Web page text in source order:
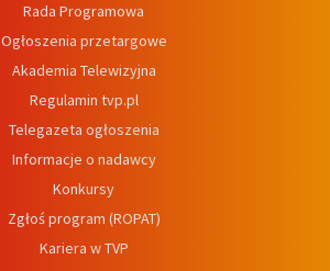
Rada Programowa
Ogłoszenia przetargowe
Akademia Telewizyjna
Regulamin tvp.pl
Telegazeta ogłoszenia
Informacje o nadawcy
Konkursy
Zgłoś program (ROPAT)
Kariera w TVP